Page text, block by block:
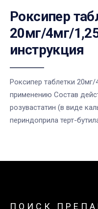
Роксипер
20мг/4мг/
инструкция
Роксипер таблетки
применению Состав
розувастатин (в виде
периндоприла терт-
ПОИСК